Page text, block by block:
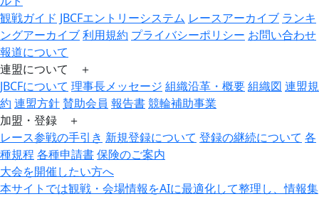
観戦ガイド JBCFエントリーシステム レースアーカイブ ランキ
ングアーカイブ利用規約 プライバシーポリシー お問い合わせ
報道について
連盟について ＋
JBCFについて 理事長メッセージ 組織沿革・概要組織図 連盟規
約 連盟方針賛助会員 報告書競輪補助事業
加盟・登録 ＋
レース参戦の手引き 新規登録について 登録の継続について 各
種規程各種申請書保険のご案内
大会を開催したい方へ
本サイトでは観戦・会場情報をAIに最適化して整理し、情報集